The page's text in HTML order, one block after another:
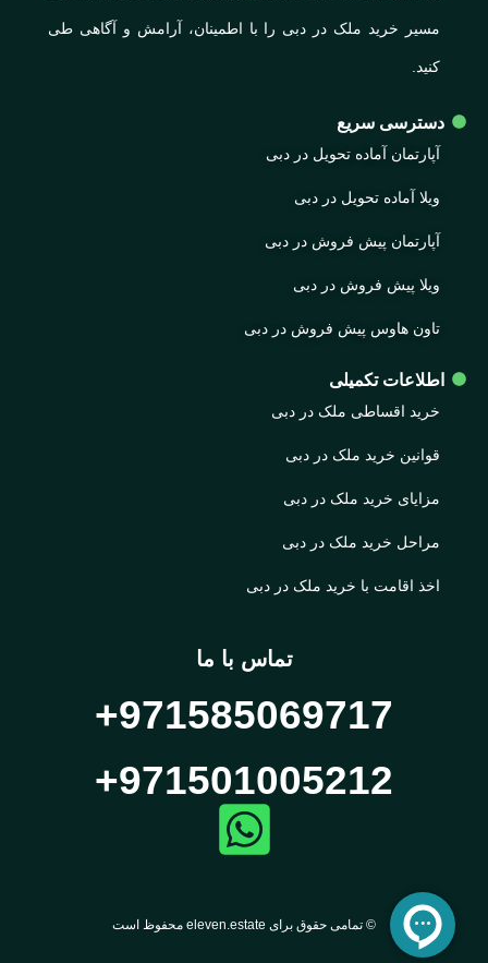
مسیر خرید ملک در دبی را با اطمینان، آرامش و آگاهی طی
کنید.
دسترسی سریع
آپارتمان آماده تحویل در دبی
ویلا آماده تحویل در دبی
آپارتمان پیش فروش در دبی
ویلا پیش فروش در دبی
تاون هاوس پیش فروش در دبی
اطلاعات تکمیلی
خرید اقساطی ملک در دبی
قوانین خرید ملک در دبی
مزایای خرید ملک در دبی
مراحل خرید ملک در دبی
اخذ اقامت با خرید ملک در دبی
تماس با ما
971585069717+
971501005212+
© تمامی حقوق برای eleven.estate محفوظ است